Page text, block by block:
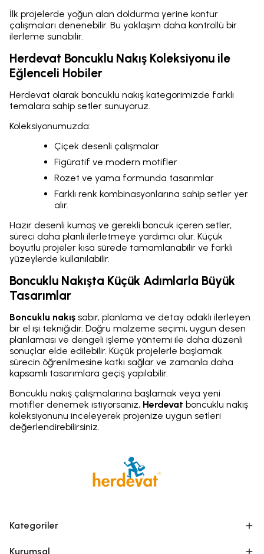
İlk projelerde yoğun alan doldurma yerine kontur
çalışmaları denenebilir. Bu yaklaşım daha kontrollü bir
ilerleme sunabilir.
Herdevat Boncuklu Nakış Koleksiyonu ile
Eğlenceli Hobiler
Herdevat olarak boncuklu nakış kategorimizde farklı
temalara sahip setler sunuyoruz.
Koleksiyonumuzda:
Çiçek desenli çalışmalar
Figüratif ve modern motifler
Rozet ve yama formunda tasarımlar
Farklı renk kombinasyonlarına sahip setler yer
alır.
Hazır desenli kumaş ve gerekli boncuk içeren setler,
süreci daha planlı ilerletmeye yardımcı olur. Küçük
boyutlu projeler kısa sürede tamamlanabilir ve farklı
yüzeylerde kullanılabilir.
Boncuklu Nakışta Küçük Adımlarla Büyük
Tasarımlar
Boncuklu nakış sabır, planlama ve detay odaklı ilerleyen
bir el işi tekniğidir. Doğru malzeme seçimi, uygun desen
planlaması ve dengeli işleme yöntemi ile daha düzenli
sonuçlar elde edilebilir. Küçük projelerle başlamak
sürecin öğrenilmesine katkı sağlar ve zamanla daha
kapsamlı tasarımlara geçiş yapılabilir.
Boncuklu nakış çalışmalarına başlamak veya yeni
motifler denemek istiyorsanız, Herdevat boncuklu nakış
koleksiyonunu inceleyerek projenize uygun setleri
değerlendirebilirsiniz.
Kategoriler
Kurumsal